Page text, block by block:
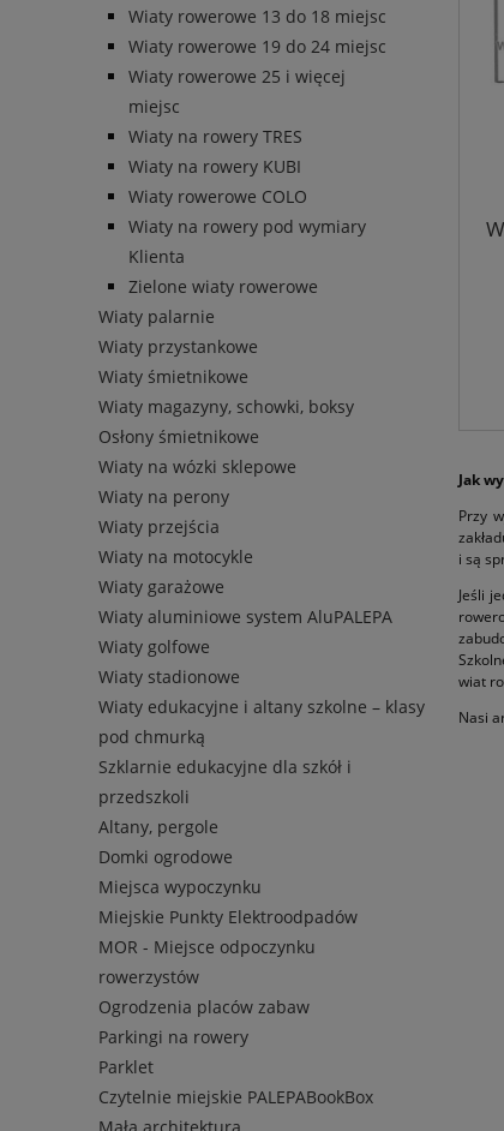
Wiaty rowerowe 13 do 18 miejsc
Wiaty rowerowe 19 do 24 miejsc
Wiaty rowerowe 25 i więcej
miejsc
Wiaty na rowery TRES
Wiaty na rowery KUBI
Wiaty rowerowe COLO
Wiaty na rowery pod wymiary
Klienta
Zielone wiaty rowerowe
Wiaty palarnie
Wiaty przystankowe
Wiaty śmietnikowe
Wiaty magazyny, schowki, boksy
Osłony śmietnikowe
Wiaty na wózki sklepowe
Wiaty na perony
Wiaty przejścia
Wiaty na motocykle
Wiaty garażowe
Wiaty aluminiowe system AluPALEPA
Wiaty golfowe
Wiaty stadionowe
Wiaty edukacyjne i altany szkolne – klasy
pod chmurką
Szklarnie edukacyjne dla szkół i
przedszkoli
Altany, pergole
Domki ogrodowe
Miejsca wypoczynku
Miejskie Punkty Elektroodpadów
MOR - Miejsce odpoczynku
rowerzystów
Ogrodzenia placów zabaw
Parkingi na rowery
Parklet
Czytelnie miejskie PALEPABookBox
Jak
Przy
i są
Jeśli
wiat
Nasi